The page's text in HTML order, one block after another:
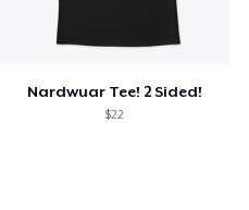
Nardwuar Tee! 2 Sided!
$22